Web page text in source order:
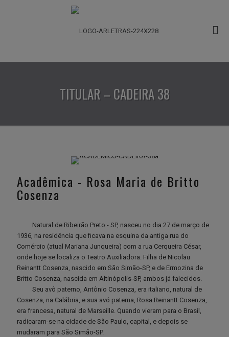
TITULAR – CADEIRA 38
Acadêmica - Rosa Maria de Britto
Cosenza
Natural de Ribeirão Preto - SP, nasceu no dia 27 de março de
1936, na residência que ficava na esquina da antiga rua do
Comércio (atual Mariana Junqueira) com a rua Cerqueira César,
onde hoje se localiza o Teatro Auxiliadora. Filha de Nicolau
Reinantt Cosenza, nascido em São Simão-SP, e de Ermozina de
Britto Cosenza, nascida em Altinópolis-SP, ambos já falecidos.
Seu avô paterno, Antônio Cosenza, era italiano, natural de
Cosenza, na Calábria, e sua avó paterna, Rosa Reinantt Cosenza,
era francesa, natural de Marseille. Quando vieram para o Brasil,
radicaram-se na cidade de São Paulo, capital, e depois se
mudaram para São Simão-SP.